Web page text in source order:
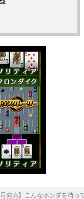
号発売】こんなホンダを待